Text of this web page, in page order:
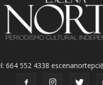
664 552 4338